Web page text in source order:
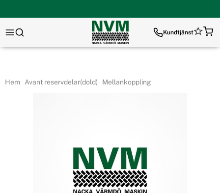
Kundtjänst
Hem Avant reservdelar(dold) Mellankoppling